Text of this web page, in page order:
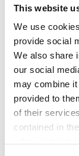
This website
We use
provide social
We also share
our social
may combine
provided to
of their
contained in